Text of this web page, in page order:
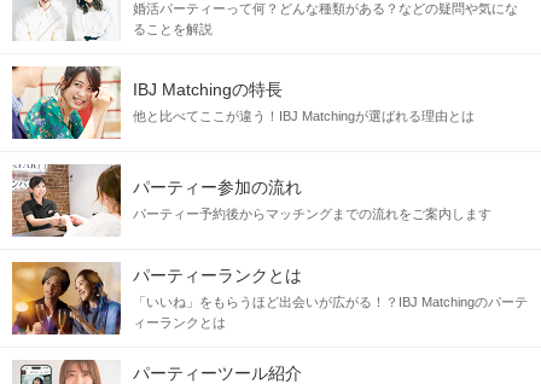
婚活パーティーって何？どんな種類がある？などの疑問や気にな
ることを解説
IBJ Matchingの特長
他と比べてここが違う！IBJ Matchingが選ばれる理由とは
パーティー参加の流れ
パーティー予約後からマッチングまでの流れをご案内します
パーティーランクとは
「いいね」をもらうほど出会いが広がる！？IBJ Matchingのパーテ
ィーランクとは
パーティーツール紹介